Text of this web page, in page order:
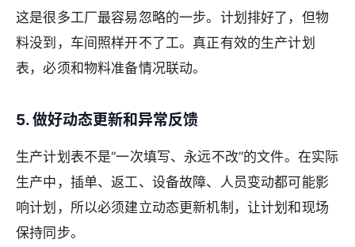
这是很多工厂最容易忽略的一步。计划排好了，但物
料没到，车间照样开不了工。真正有效的生产计划
表，必须和物料准备情况联动。
5. 做好动态更新和异常反馈
生产计划表不是“一次填写、永远不改”的文件。在实际
生产中，插单、返工、设备故障、人员变动都可能影
响计划，所以必须建立动态更新机制，让计划和现场
保持同步。